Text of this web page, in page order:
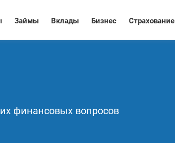
Займы Вклады Бизнес Страхование
финансовых вопросов